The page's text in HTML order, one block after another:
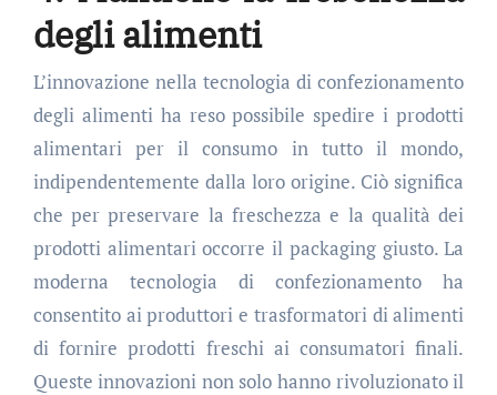
degli alimenti
L’innovazione nella tecnologia di confezionamento
degli alimenti ha reso possibile spedire i prodotti
alimentari per il consumo in tutto il mondo,
indipendentemente dalla loro origine. Ciò significa
che per preservare la freschezza e la qualità dei
prodotti alimentari occorre il packaging giusto. La
moderna tecnologia di confezionamento ha
consentito ai produttori e trasformatori di alimenti
di fornire prodotti freschi ai consumatori finali.
Queste innovazioni non solo hanno rivoluzionato il